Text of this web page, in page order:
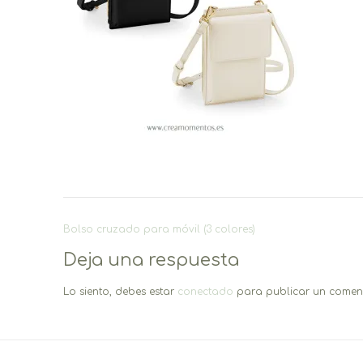
Navegación
entradas
Bolso cruzado para móvil (3 colores)
Deja una respuesta
Lo siento, debes estar conectado para publicar un